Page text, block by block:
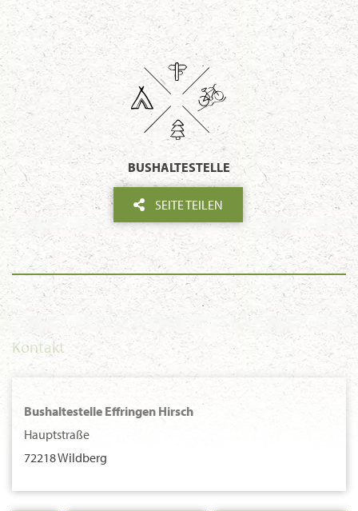
BUSHALTESTELLE
SEITE TEILEN
Kontakt
Bushaltestelle Effringen Hirsch
Hauptstraße
72218 Wildberg